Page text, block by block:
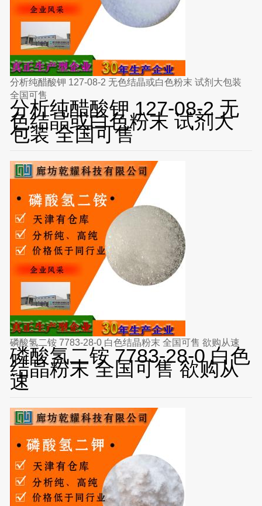
分析纯醋酸钾 127-08-2 无色结晶或白色粉末 试剂大包装
全国可售
分析纯醋酸钾 127-08-2 无
色结晶或白色粉末 试剂大
包装 全国可售
磷酸氢二铵 7783-28-0 白色结晶粉末 全国可售 欲购从速
磷酸氢二铵 7783-28-0 白色
结晶粉末 全国可售 欲购从
速